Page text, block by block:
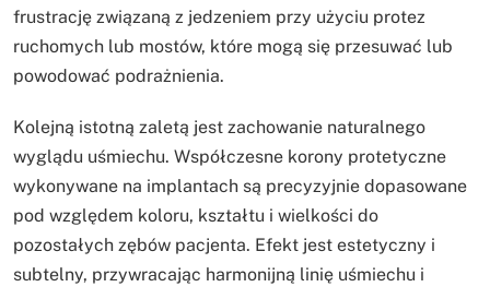
frustrację związaną z jedzeniem przy użyciu protez
ruchomych lub mostów, które mogą się przesuwać lub
powodować podrażnienia.
Kolejną istotną zaletą jest zachowanie naturalnego
wyglądu uśmiechu. Współczesne korony protetyczne
wykonywane na implantach są precyzyjnie dopasowane
pod względem koloru, kształtu i wielkości do
pozostałych zębów pacjenta. Efekt jest estetyczny i
subtelny, przywracając harmonijną linię uśmiechu i